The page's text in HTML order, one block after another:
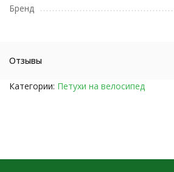
Бренд
Отзывы
Категории: Петухи на велосипед